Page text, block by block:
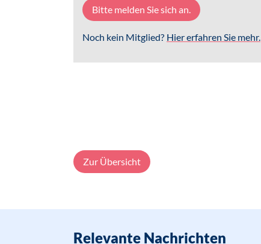
Bitte melden Sie sich an.
Noch kein Mitglied? Hier erfahren Sie mehr.
Zur Übersicht
Relevante Nachrichten